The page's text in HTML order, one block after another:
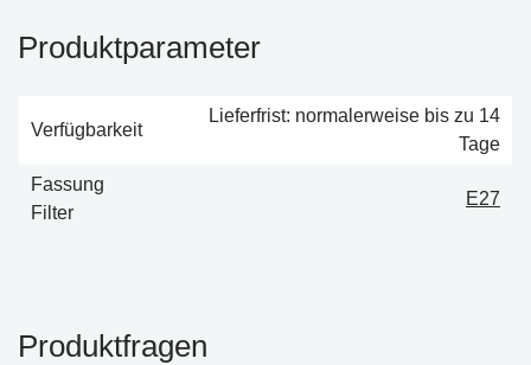
Produktparameter
Verfügbarkeit
Lieferfrist: normalerweise bis zu 14
Tage
Fassung
Filter
E27
Produktfragen